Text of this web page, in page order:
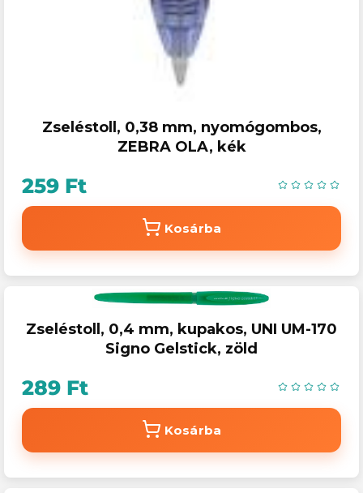
Zseléstoll, 0,38 mm, nyomógombos,
ZEBRA OLA, kék
259 Ft
Kosárba
Zseléstoll, 0,4 mm, kupakos, UNI UM-170
Signo Gelstick, zöld
289 Ft
Kosárba